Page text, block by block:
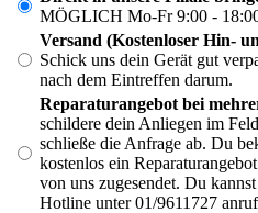
MÖGLICH Mo-Fr 9:00 -
Versand (Kostenloser Hin-
Schick uns dein Gerät gut
nach dem Eintreffen darum.
Reparaturangebot bei
schildere dein Anliegen im
schließe die Anfrage ab. Du
kostenlos ein
von uns zugesendet. Du
Hotline unter 01/9611727